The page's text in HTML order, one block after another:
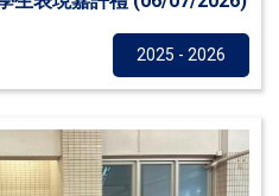
2025 - 2026